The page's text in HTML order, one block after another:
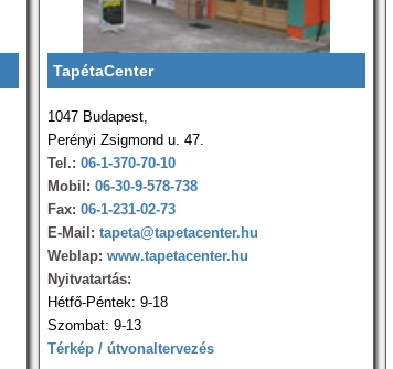
TapétaCenter
1047 Budapest,
Perényi Zsigmond u. 47.
Tel.: 06-1-370-70-10
Mobil: 06-30-9-578-738
Fax: 06-1-231-02-73
E-Mail: tapeta@tapetacenter.hu
Weblap: www.tapetacenter.hu
Nyitvatartás:
Hétfő-Péntek: 9-18
Szombat: 9-13
Térkép / útvonaltervezés